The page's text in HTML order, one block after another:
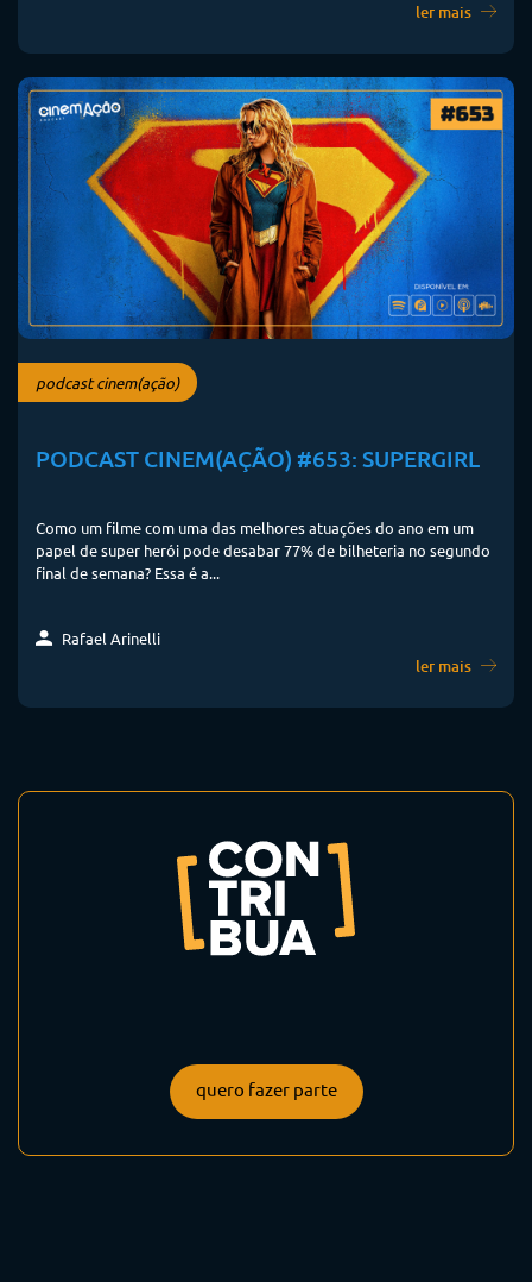
ler mais
podcast cinem(ação)
PODCAST CINEM(AÇÃO) #653: SUPERGIRL
Como um filme com uma das melhores atuações do ano em um
papel de super herói pode desabar 77% de bilheteria no segundo
final de semana? Essa é a...
Rafael Arinelli
ler mais
quero fazer parte